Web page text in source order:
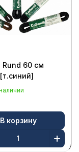
60 см
В корзину